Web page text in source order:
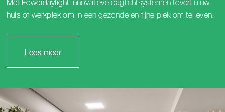
Met Powerdaylight innovatieve daglichtsystemen tovert u uw
huis of werkplek om in een gezonde en fijne plek om te leven.
Lees meer